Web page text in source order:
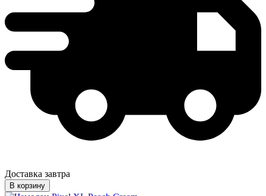
Доставка завтра
В корзину